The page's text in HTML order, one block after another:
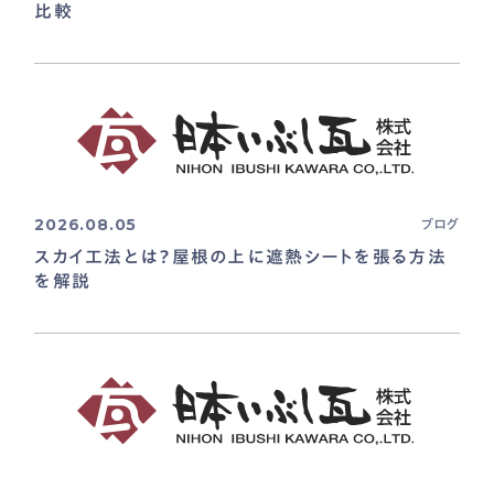
比較
2026.08.05 ブログ
スカイ工法とは？屋根の上に遮熱シートを張る方法
を解説